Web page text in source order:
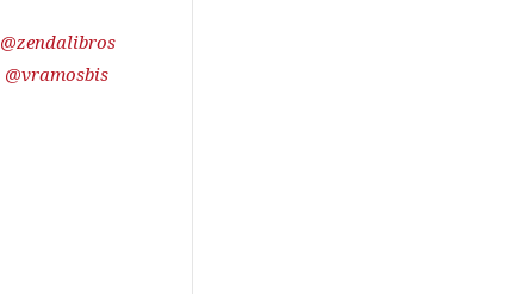
@zendalibros
@vramosbis